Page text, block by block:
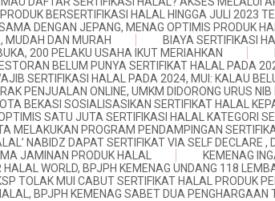
BERSERTIFIKASI HALAL HINGGA JULI 2023
DENGAN JEPANG, MENAG OPTIMIS PRODUK
MUDAH DAN MURAH
BIAYA SERTIFIKASI
200 PELAKU USAHA IKUT MERIAHKAN
BELUM PUNYA SERTIFIKAT HALAL PADA
SERTIFIKASI HALAL PADA 2024, MUI: KALAU
PENJUALAN ONLINE, UMKM DIDORONG URUS NIB
BEKASI SOSIALISASIKAN SERTIFIKAT HALAL
SATU JUTA SERTIFIKASI HALAL KATEGORI
MELAKUKAN PROGRAM PENDAMPINGAN
NABIDZ DAPAT SERTIFIKAT VIA SELF DECLARE ,
JAMINAN PRODUK HALAL
KEMENAG
HALAL WORLD, BPJPH KEMENAG UNDANG 118
TOLAK MUI CABUT SERTIFIKAT HALAL PRODUK
BPJPH KEMENAG SABET DUA